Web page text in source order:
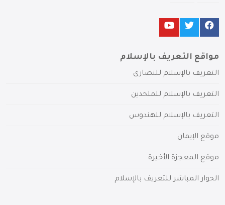
مواقع التعريف بالإسلام
التعريف بالإسلام للنصارى
التعريف بالإسلام للملحدين
التعريف بالإسلام للهندوس
موقع الإيمان
موقع المعجزة الأخيرة
الحوار المباشر للتعريف بالإسلام